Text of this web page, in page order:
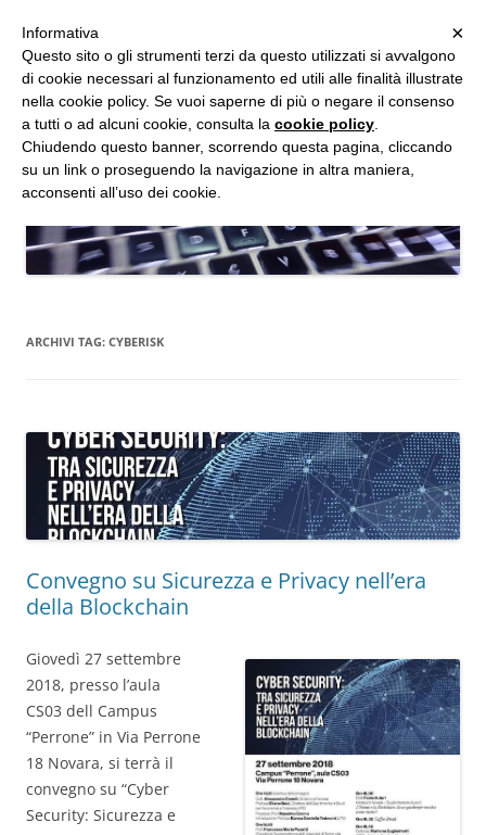
Vai
al
contenuto
Studio d'Informatica Forense
Perizie Informatiche Forensi, CTP e CTU in Processi Civili e Penali
ARCHIVI TAG: CYBERISK
Convegno su Sicurezza e Privacy nell’era
della Blockchain
Giovedì 27 settembre
2018, presso l’aula
CS03 dell Campus
“Perrone” in Via Perrone
18 Novara, si terrà il
convegno su “Cyber
Security: Sicurezza e
MENU ×
Informativa
Questo sito o gli strumenti terzi da questo utilizzati si avvalgono
di cookie necessari al funzionamento ed utili alle finalità illustrate
nella cookie policy. Se vuoi saperne di più o negare il consenso
a tutti o ad alcuni cookie, consulta la cookie policy
Chiudendo questo banner, scorrendo questa pagina, cliccando
su un link o proseguendo la navigazione in altra maniera,
acconsenti all’uso dei cookie.